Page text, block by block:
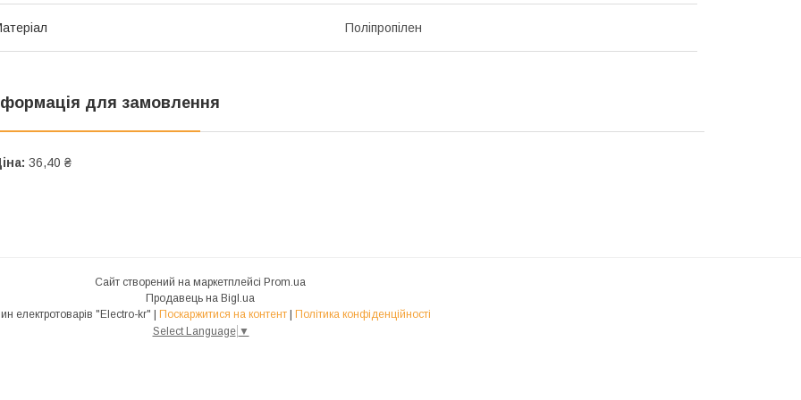
Поліпропілен
для замовлення
36,40 ₴
Сайт створений на маркетплейсі Prom.ua
Продавець на Bigl.ua
Поскаржитися на контент
Політика конфіденційності
Select Language ▼